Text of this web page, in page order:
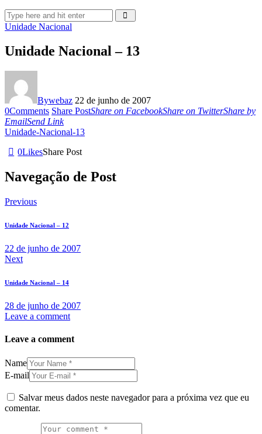
Unidade Nacional
Unidade Nacional – 13
Bywebaz 22 de junho de 2007
0Comments Share PostShare on FacebookShare on TwitterShare by
EmailSend Link
Unidade-Nacional-13
0LikesShare Post
Navegação de Post
Previous
Unidade Nacional – 12
22 de junho de 2007
Next
Unidade Nacional – 14
28 de junho de 2007
Leave a comment
Leave a comment
Name
E-mail
Salvar meus dados neste navegador para a próxima vez que eu
comentar.